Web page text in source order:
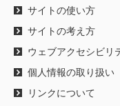
サイトの使い方
サイトの考え方
ウェブアクセシビリ
個人情報の取り扱い
リンクについて